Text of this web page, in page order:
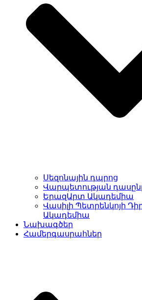
Սեզոնային դպրոց
Վարպետության
ԵրազԱրտ Ակադեմիա
Վասիլի Պետրենկոյի
Ակադեմիա
Նախագծեր
Համերգասրահներ